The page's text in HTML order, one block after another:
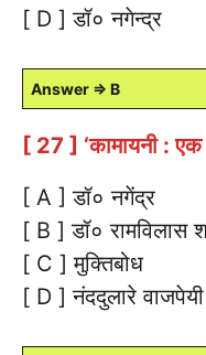
[ D ] डॉ० नगेन्द्र
Answer ⇒ B
[ 27 ] ‘कामायनी : एक
[ A ] डॉ० नगेंद्र
[ B ] डॉ० रामविलास
[ C ] मुक्तिबोध
[ D ] नंददुलारे वाजपेयी